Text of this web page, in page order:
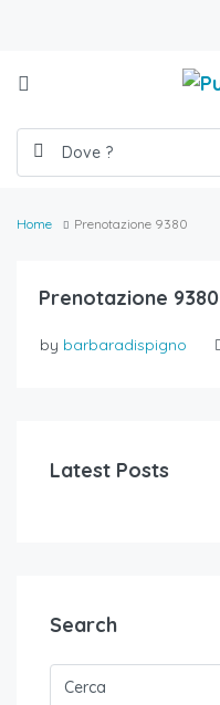
Home Prenotazione 9380
Prenotazione 9380
by barbaradispigno
Latest Posts
Search